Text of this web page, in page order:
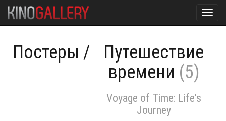
Постеры /
Путешествие
времени (5)
Voyage of Time: Life's
Journey